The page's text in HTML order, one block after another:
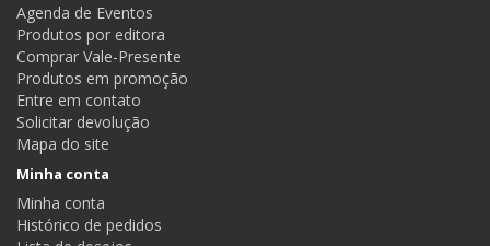
Agenda de Eventos
Produtos por editora
Comprar Vale-Presente
Produtos em promoção
Entre em contato
Solicitar devolução
Mapa do site
Minha conta
Minha conta
Histórico de pedidos